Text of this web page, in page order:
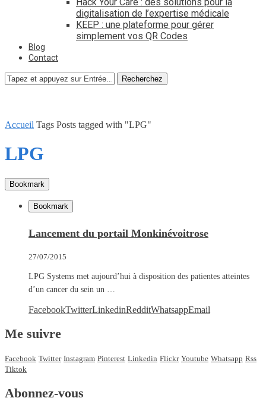
digitalisation de l’expertise médicale
KEEP : une plateforme pour gérer
simplement vos QR Codes
Blog
Contact
Recherchez
Accueil Tags Posts tagged with "LPG"
LPG
Bookmark
Bookmark
Lancement du portail Monkinévoitrose
27/07/2015
LPG Systems met aujourd’hui à disposition des patientes atteintes
d’un cancer du sein un …
FacebookTwitterLinkedinRedditWhatsappEmail
Me suivre
Facebook Twitter Instagram Pinterest Linkedin Flickr Youtube Whatsapp Rss
Tiktok
Abonnez-vous